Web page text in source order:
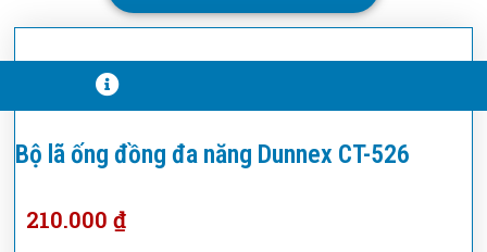
Bộ lã ống đồng đa năng Dunnex CT-526
210.000₫